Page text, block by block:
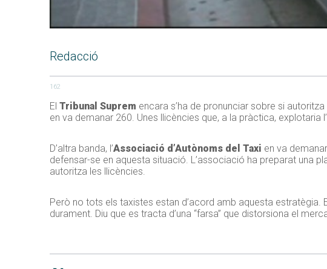
Redacció
162
El Tribunal Suprem encara s’ha de pronunciar sobre si
en va demanar 260. Unes llicències que, a la pràctica, explotaria
D’altra banda, l’Associació d’Autònoms del Taxi en va
defensar-se en aquesta situació. L’associació ha preparat una
autoritza les llicències.
Però no tots els taxistes estan d’acord amb aquesta estratègia.
durament. Diu que es tracta d’una “farsa” que distorsiona el